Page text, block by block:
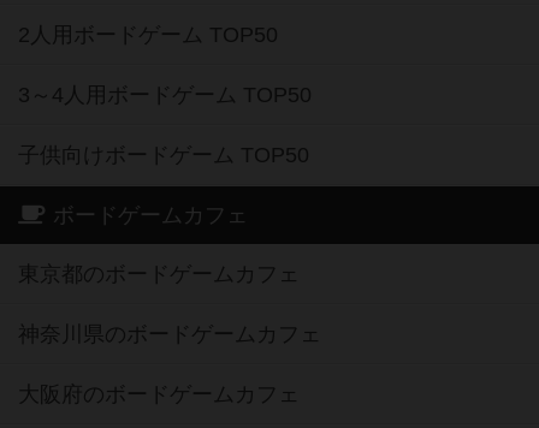
2人用ボードゲーム TOP50
3～4人用ボードゲーム TOP50
子供向けボードゲーム TOP50
ボードゲームカフェ
東京都のボードゲームカフェ
神奈川県のボードゲームカフェ
大阪府のボードゲームカフェ